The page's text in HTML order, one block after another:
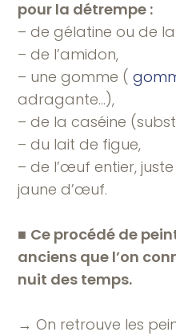
pour la détrempe :
– de gélatine ou de
– de l’amidon,
– une gomme (
adragante…),
– de la caséine
– du lait de figue,
– de l’œuf entier,
jaune d’œuf.
■ Ce procédé de
anciens que l’on
nuit des temps.
→ On retrouve les